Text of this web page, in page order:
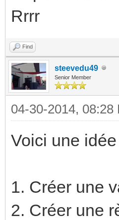
Rrrr
Find
steevedu49
Senior Member
04-30-2014, 08:28
Voici une
1. Créer une
2. Créer une